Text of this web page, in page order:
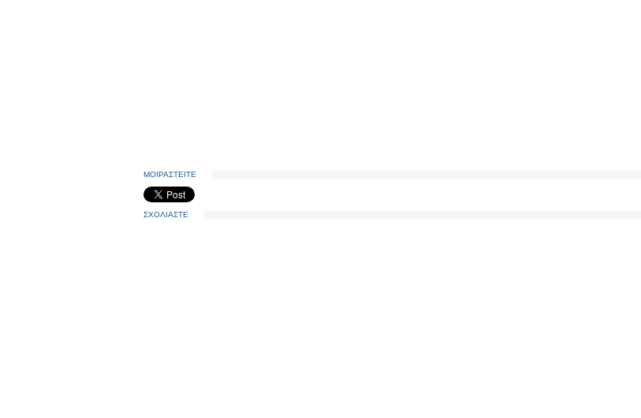
ΜΟΙΡΑΣΤΕΙΤΕ
ΣΧΟΛΙΑΣΤΕ